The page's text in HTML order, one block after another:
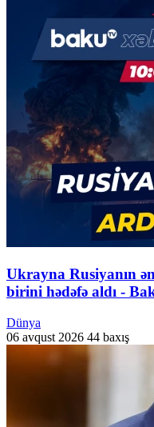
Ukrayna Rusiyanın
birini hədəfə aldı -
Dünya
06 avqust 2026 44 baxış